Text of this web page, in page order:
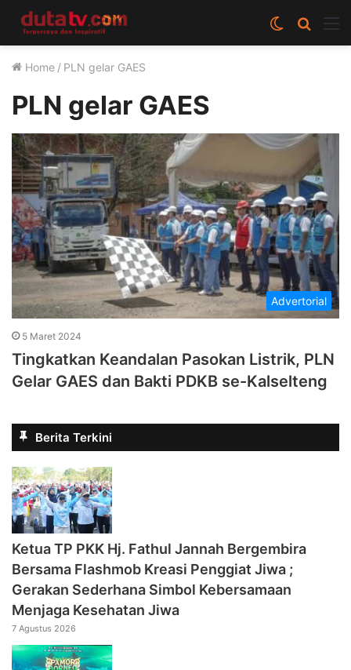
Cari
berita
Switch
skin
Home / PLN gelar GAES
PLN gelar GAES
Advertorial
5 Maret 2024
Tingkatkan Keandalan Pasokan Listrik, PLN
Gelar GAES dan Bakti PDKB se-Kalselteng
Berita Terkini
‎Ketua TP PKK Hj. Fathul Jannah Bergembira
Bersama Flashmob Kreasi Penggiat Jiwa ;
Gerakan Sederhana Simbol Kebersamaan
Menjaga Kesehatan Jiwa
7 Agustus 2026